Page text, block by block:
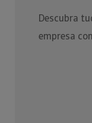
Descubra
empresa